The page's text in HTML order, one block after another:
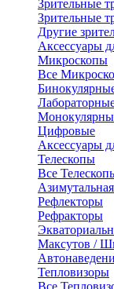
Зрительные
Зрительные
Другие
Аксессуары
Микроскопы
Все
Цифровые
Аксессуары
Телескопы
Все
Рефлекторы
Рефракторы
Максутов /
Тепловизоры
Все